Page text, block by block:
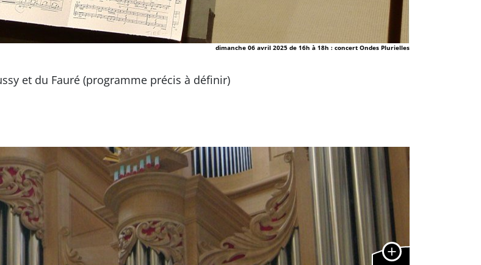
dimanche 06 avril 2025 de 16h à 18h : concert Ondes Plurielles
et du Fauré (programme précis à définir)